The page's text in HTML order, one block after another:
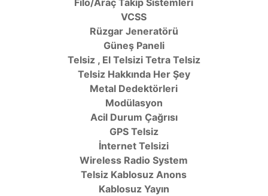
VCSS
Rüzgar Jeneratörü
Güneş Paneli
Telsiz , El Telsizi Tetra Telsiz
Telsiz Hakkında Her Şey
Metal Dedektörleri
Modülasyon
Acil Durum Çağrısı
GPS Telsiz
İnternet Telsizi
Wireless Radio System
Telsiz Kablosuz Anons
Kablosuz Yayın